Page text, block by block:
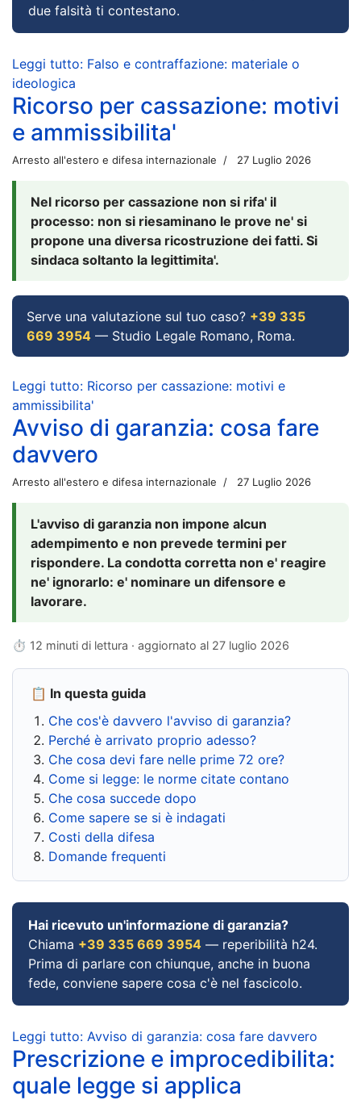
due falsità ti contestano.
Leggi tutto: Falso e contraffazione: materiale o
ideologica
Ricorso per cassazione: motivi
e ammissibilita'
Arresto all'estero e difesa internazionale 27 Luglio 2026
Nel ricorso per cassazione non si rifa' il
processo: non si riesaminano le prove ne' si
propone una diversa ricostruzione dei fatti. Si
sindaca soltanto la legittimita'.
Serve una valutazione sul tuo caso? +39 335
669 3954 — Studio Legale Romano, Roma.
Leggi tutto: Ricorso per cassazione: motivi e
ammissibilita'
Avviso di garanzia: cosa fare
davvero
Arresto all'estero e difesa internazionale 27 Luglio 2026
L'avviso di garanzia non impone alcun
adempimento e non prevede termini per
rispondere. La condotta corretta non e' reagire
ne' ignorarlo: e' nominare un difensore e
lavorare.
⏱ 12 minuti di lettura · aggiornato al 27 luglio 2026
📋 In questa guida
Che cos'è davvero l'avviso di garanzia?
Perché è arrivato proprio adesso?
Che cosa devi fare nelle prime 72 ore?
Come si legge: le norme citate contano
Che cosa succede dopo
Come sapere se si è indagati
Costi della difesa
Domande frequenti
Hai ricevuto un'informazione di garanzia?
Chiama +39 335 669 3954 — reperibilità h24.
Prima di parlare con chiunque, anche in buona
fede, conviene sapere cosa c'è nel fascicolo.
Leggi tutto: Avviso di garanzia: cosa fare davvero
Prescrizione e improcedibilita:
quale legge si applica